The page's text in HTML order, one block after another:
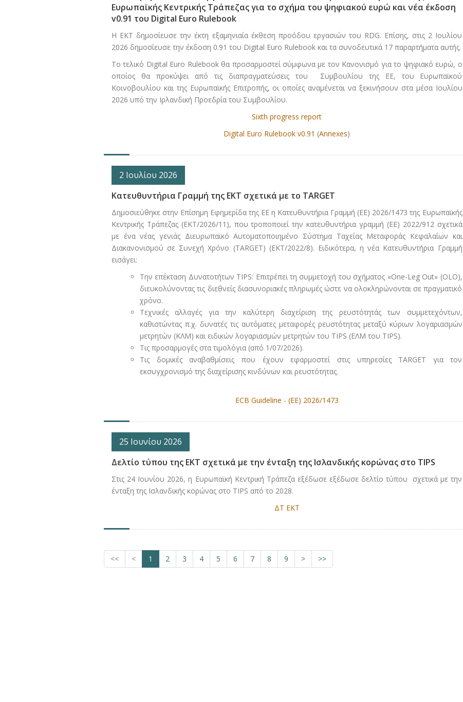
Ευρωπαϊκής Κεντρικής Τράπεζας για το σχήμα του ψηφιακού ευρώ και νέα έκδοση
v0.91 του Digital Euro Rulebook
Η ΕΚΤ δημοσίευσε την έκτη εξαμηνιαία έκθεση προόδου εργασιών του RDG. Επίσης, στις 2 Ιουλίου
2026 δημοσίευσε την έκδοση 0.91 του Digital Euro Rulebook και τα συνοδευτικά 17 παραρτήματα αυτής.
Το τελικό Digital Euro Rulebook θα προσαρμοστεί σύμφωνα με τον Κανονισμό για το ψηφιακό ευρώ, ο
οποίος θα προκύψει από τις διαπραγματεύσεις του Συμβουλίου της ΕΕ, του Ευρωπαϊκού
Κοινοβουλίου και της Ευρωπαϊκής Επιτροπής, οι οποίες αναμένεται να ξεκινήσουν στα μέσα Ιουλίου
2026 υπό την Ιρλανδική Προεδρία του Συμβουλίου.
Sixth progress report
Digital Euro Rulebook v0.91 (Annexes)
2 Ιουλίου 2026
Κατευθυντήρια Γραμμή της ΕΚΤ σχετικά με το TARGET
Δημοσιεύθηκε στην Επίσημη Εφημερίδα της ΕΕ η Κατευθυντήρια Γραμμή (ΕΕ) 2026/1473 της Ευρωπαϊκής
Κεντρικής Τράπεζας (ΕΚΤ/2026/11), που τροποποιεί την κατευθυντήρια γραμμή (ΕΕ) 2022/912 σχετικά
με ένα νέας γενιάς Διευρωπαϊκό Αυτοματοποιημένο Σύστημα Ταχείας Μεταφοράς Κεφαλαίων και
Διακανονισμού σε Συνεχή Χρόνο (TARGET) (ΕΚΤ/2022/8). Ειδικότερα, η νέα Κατευθυντήρια Γραμμή
εισάγει:
Την επέκταση Δυνατοτήτων TIPS: Επιτρέπει τη συμμετοχή του σχήματος «One-Leg Out» (OLO),
διευκολύνοντας τις διεθνείς διασυνοριακές πληρωμές ώστε να ολοκληρώνονται σε πραγματικό
χρόνο.
Τεχνικές αλλαγές για την καλύτερη διαχείριση της ρευστότητάς των συμμετεχόντων,
καθιστώντας π.χ. δυνατές τις αυτόματες μεταφορές ρευστότητας μεταξύ κύριων λογαριασμών
μετρητών (ΚΛΜ) και ειδικών λογαριασμών μετρητών του TIPS (ΕΛΜ του TIPS).
Τις προσαρμογές στα τιμολόγια (από 1/07/2026).
Τις δομικές αναβαθμίσεις που έχουν εφαρμοστεί στις υπηρεσίες TARGET για τον
εκσυγχρονισμό της διαχείρισης κινδύνων και ρευστότητας.
ECB Guideline - (ΕΕ) 2026/1473
25 Ιουνίου 2026
Δελτίο τύπου της ΕΚΤ σχετικά με την ένταξη της Ισλανδικής κορώνας στο ΤIPS
Στις 24 Ιουνίου 2026, η Ευρωπαϊκή Κεντρική Τράπεζα εξέδωσε εξέδωσε δελτίο τύπου σχετικά με την
ένταξη της Ισλανδικής κορώνας στο ΤIPS από το 2028.
ΔΤ ΕΚΤ
<< < 1 2 3 4 5 6 7 8 9 > >>